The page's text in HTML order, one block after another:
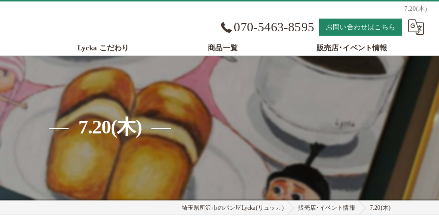
7.20(木)
070-5463-8595 お問い合わせはこちら
Lycka こだわり 商品一覧 販売店･イベント情報
7.20(木)
埼玉県所沢市のパン屋Lycka(リュッカ) 販売店･イベント情報 7.20(木)